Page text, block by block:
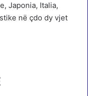
Japonia, Italia,
në çdo dy vjet